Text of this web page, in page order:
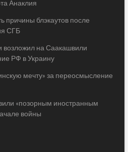
Анаклия
причины блэкаутов после
СГБ
возложил на Саакашвили
РФ в Украину
мечту» за переосмысление
«позорным иностранным
войны